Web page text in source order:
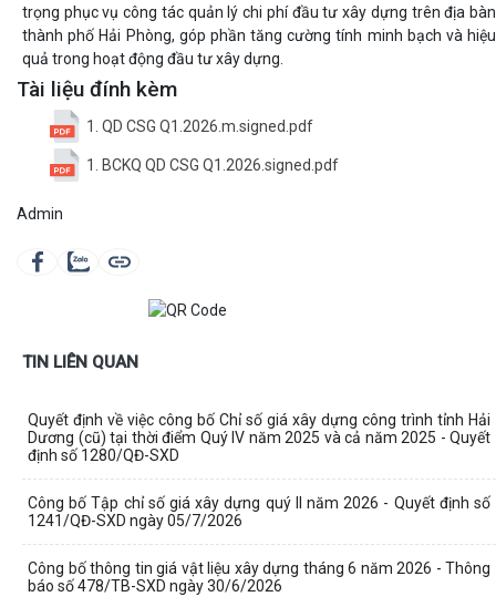
trọng phục vụ công tác quản lý chi phí đầu tư xây dựng trên địa bàn
thành phố Hải Phòng, góp phần tăng cường tính minh bạch và hiệu
quả trong hoạt động đầu tư xây dựng.
Tài liệu đính kèm
1. QD CSG Q1.2026.m.signed.pdf
1. BCKQ QD CSG Q1.2026.signed.pdf
Admin
TIN LIÊN QUAN
Quyết định về việc công bố Chỉ số giá xây dựng công trình tỉnh Hải
Dương (cũ) tại thời điểm Quý IV năm 2025 và cả năm 2025 - Quyết
định số 1280/QĐ-SXD
Công bố Tập chỉ số giá xây dựng quý II năm 2026 - Quyết định số
1241/QĐ-SXD ngày 05/7/2026
Công bố thông tin giá vật liệu xây dựng tháng 6 năm 2026 - Thông
báo số 478/TB-SXD ngày 30/6/2026